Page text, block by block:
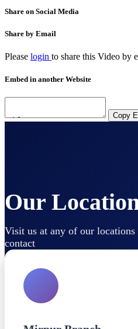
Share on Social Media
Share by Email
Please login to share this Video by
Embed in another Website
Copy
Our
Visit us at any of our
contact